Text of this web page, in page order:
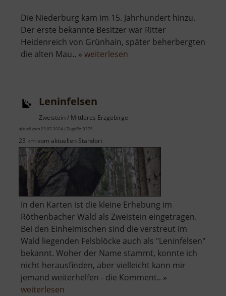
Die Niederburg kam im 15. Jahrhundert hinzu.
Der erste bekannte Besitzer war Ritter
Heidenreich von Grünhain, später beherbergten
die alten Mau.. » weiterlesen
Leninfelsen
Zweistein / Mittleres Erzgebirge
aktuell vom 23.07.2024 / Zugriffe: 3375
23 km vom aktuellen Standort
In den Karten ist die kleine Erhebung im
Röthenbacher Wald als Zweistein eingetragen.
Bei den Einheimischen sind die verstreut im
Wald liegenden Felsblöcke auch als "Leninfelsen"
bekannt. Woher der Name stammt, konnte ich
nicht herausfinden, aber vielleicht kann mir
jemand weiterhelfen - die Komment.. »
weiterlesen